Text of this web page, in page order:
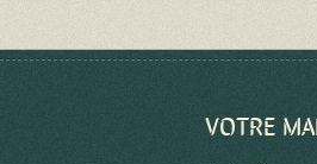
VOTRE